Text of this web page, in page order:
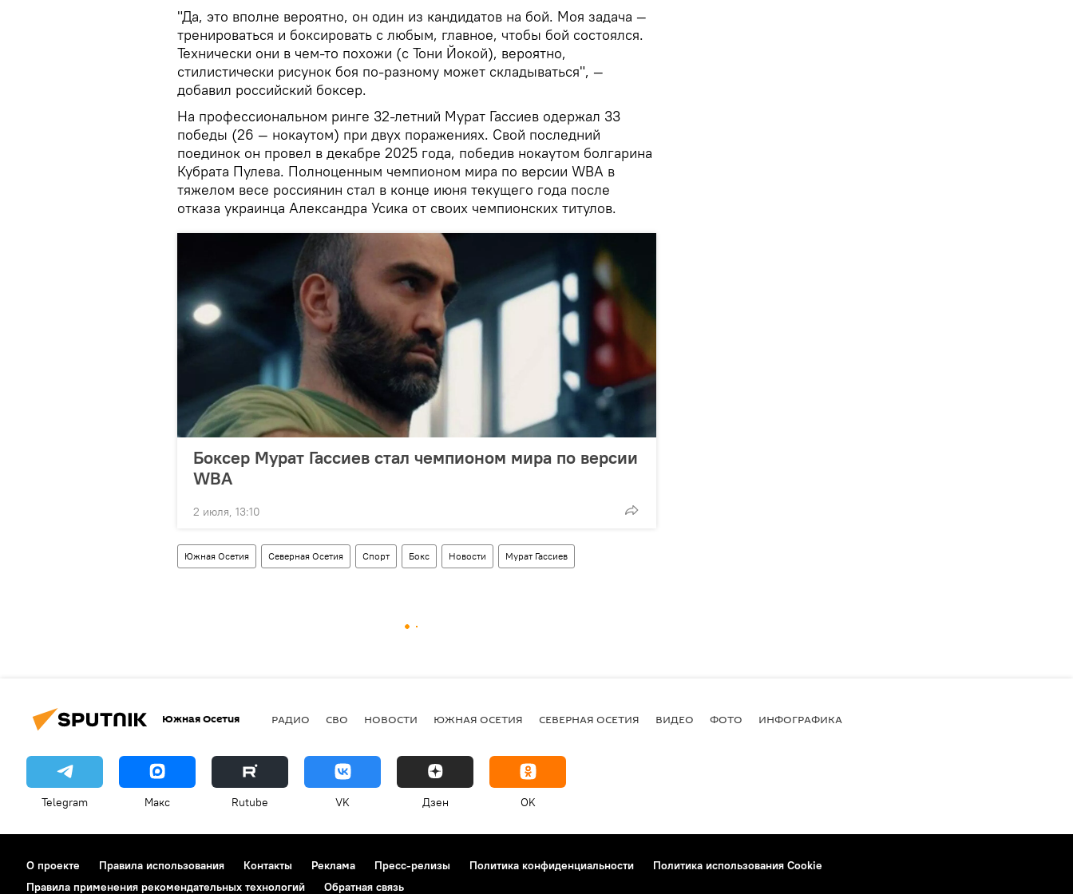
"Да, это вполне вероятно, он один из кандидатов на бой. Моя задача —
тренироваться и боксировать с любым, главное, чтобы бой состоялся.
Технически они в чем-то похожи (с Тони Йокой), вероятно,
стилистически рисунок боя по-разному может складываться", —
добавил российский боксер.
На профессиональном ринге 32-летний Мурат Гассиев одержал 33
победы (26 — нокаутом) при двух поражениях. Свой последний
поединок он провел в декабре 2025 года, победив нокаутом болгарина
Кубрата Пулева. Полноценным чемпионом мира по версии WBA в
тяжелом весе россиянин стал в конце июня текущего года после
отказа украинца Александра Усика от своих чемпионских титулов.
Боксер Мурат Гассиев стал чемпионом мира по версии
WBA
2 июля, 13:10
Южная Осетия Северная Осетия Спорт Бокс Новости Мурат Гассиев
Южная Осетия РАДИО СВО НОВОСТИ ЮЖНАЯ ОСЕТИЯ СЕВЕРНАЯ ОСЕТИЯ ВИДЕО ФОТО ИНФОГРАФИКА
Telegram Макс Rutube VK Дзен OK
О проекте Правила использования Контакты Реклама Пресс-релизы Политика конфиденциальности
Политика использования Cookie
Правила применения рекомендательных технологий
Обратная связь